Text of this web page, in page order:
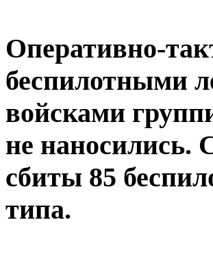
Оперативно-
беспилотными
войсками
не наносились.
сбиты 85
типа.